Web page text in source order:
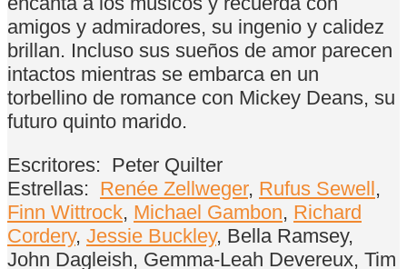
amigos y admiradores, su ingenio y calidez
brillan. Incluso sus sueños de amor parecen
intactos mientras se embarca en un
torbellino de romance con Mickey Deans, su
futuro quinto marido.
Escritores: Peter Quilter
Estrellas: Renée Zellweger, Rufus Sewell,
Finn Wittrock, Michael Gambon, Richard
Cordery, Jessie Buckley, Bella Ramsey,
John Dagleish, Gemma-Leah Devereux, Tim